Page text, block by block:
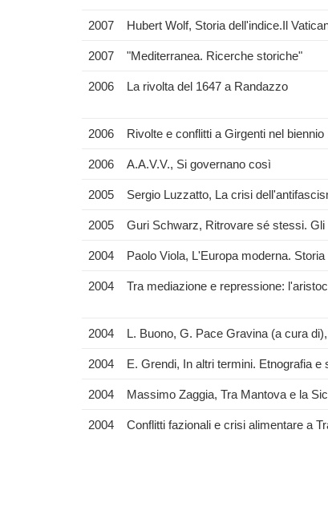
2007 Hubert Wolf, Storia dell'indice.Il
2007 "Mediterranea. Ricerche storiche"
2006 La rivolta del 1647 a Randazzo
2006 Rivolte e conflitti a Girgenti nel biennio
2006 A.A.V.V., Si governano così
2005 Sergio Luzzatto, La crisi
2005 Guri Schwarz, Ritrovare sé stessi.
2004 Paolo Viola, L'Europa moderna. Storia
2004 Tra mediazione e repressione:
2004 L. Buono, G. Pace Gravina (a cura
2004 E. Grendi, In altri termini. Etnografia
2004 Massimo Zaggia, Tra Mantova e la
2004 Conflitti fazionali e crisi alimentare a